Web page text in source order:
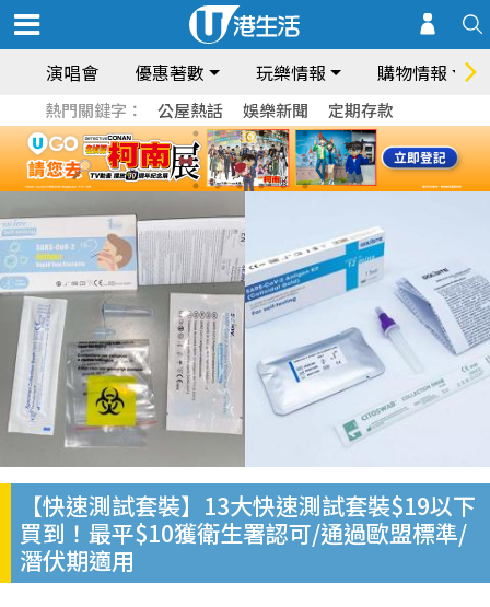
演唱會 優惠著數 玩樂情報 購物情報
熱門關鍵字： 公屋熱話 娛樂新聞 定期存款
【快速測試套裝】13大快速測試套裝$19以下
買到！最平$10獲衛生署認可/通過歐盟標準/
潛伏期適用